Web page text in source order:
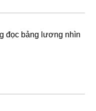
đọc bảng lương nhìn